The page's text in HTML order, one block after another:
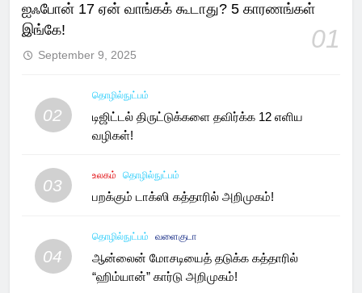
ஐஃபோன் 17 ஏன் வாங்கக் கூடாது? 5 காரணங்கள்
இங்கே!
01
September 9, 2025
02
தொழில்நுட்பம்
டிஜிட்டல் திருட்டுக்களை தவிர்க்க 12 எளிய
வழிகள்!
03
உலகம் தொழில்நுட்பம்
பறக்கும் டாக்ஸி கத்தாரில் அறிமுகம்!
04
தொழில்நுட்பம் வளைகுடா
ஆன்லைன் மோசடியைத் தடுக்க கத்தாரில்
“ஹிம்யான்” கார்டு அறிமுகம்!